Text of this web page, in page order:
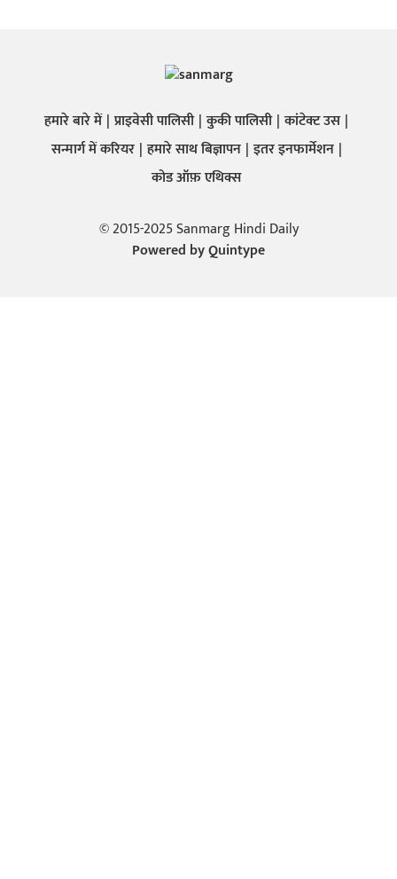
हमारे बारे में प्राइवेसी पालिसी कुकी पालिसी कांटेक्ट उस
सन्मार्ग में करियर हमारे साथ बिज्ञापन इतर इनफार्मेशन
कोड ऑफ़ एथिक्स
© 2015-2025 Sanmarg Hindi Daily
Powered byQuintype